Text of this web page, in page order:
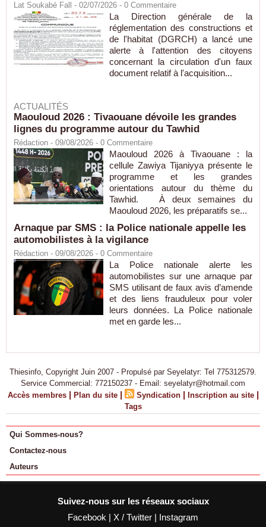
Lat Soukabé Fall - 02/07/2026 - 0 Commentaire
La Direction générale de la
réglementation des constructions et
de l'habitat (DGRCH) a lancé une
alerte à l'attention des citoyens
concernant la circulation d'un faux
document relatif à l'acquisition...
ACTUALITÉS
Maouloud 2026 : Tivaouane dévoile les grandes
lignes du programme autour du Tawhid
Rédaction - 09/08/2026 - 0 Commentaire
Maouloud 2026 à Tivaouane : la
cellule Zawiya Tijaniyya présente le
programme et les grandes
orientations autour du thème du
Tawhid. À deux semaines du
Maouloud 2026, les préparatifs se...
Arnaque par SMS : la Police nationale appelle les
automobilistes à la vigilance
Rédaction - 09/08/2026 - 0 Commentaire
La Police nationale alerte les
automobilistes sur une arnaque par
SMS utilisant de faux avis d’amende
et des liens frauduleux pour voler
leurs données. La Police nationale
met en garde les...
Thiesinfo, Copyright Juin 2007 - Propulsé par Seyelatyr: Tel 775312579.
Service Commercial: 772150237 - Email: seyelatyr@hotmail.com
Accès membres | Plan du site | Syndication | Inscription au site |
Tags
Qui Sommes-nous?
Contactez-nous
Auteurs
Suivez-nous sur les réseaux sociaux
Facebook | X / Twitter | Instagram